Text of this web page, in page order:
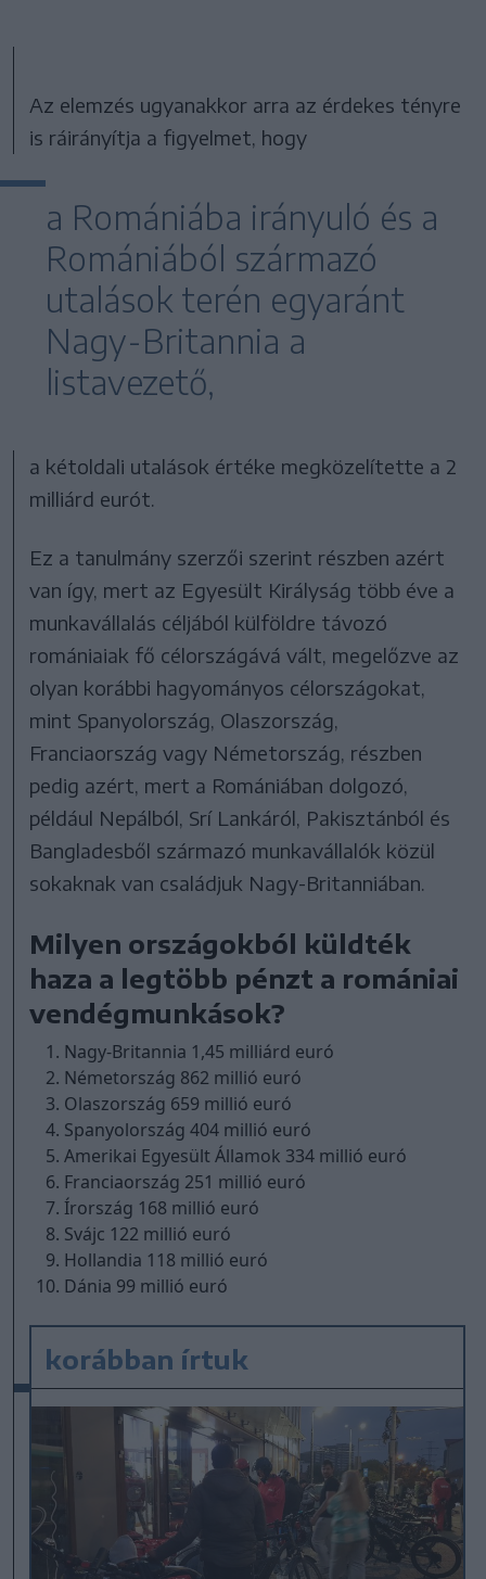
Az elemzés ugyanakkor arra az érdekes tényre
is ráirányítja a figyelmet, hogy
a Romániába irányuló és a
Romániából származó
utalások terén egyaránt
Nagy-Britannia a
listavezető,
a kétoldali utalások értéke megközelítette a 2
milliárd eurót.
Ez a tanulmány szerzői szerint részben azért
van így, mert az Egyesült Királyság több éve a
munkavállalás céljából külföldre távozó
romániaiak fő célországává vált, megelőzve az
olyan korábbi hagyományos célországokat,
mint Spanyolország, Olaszország,
Franciaország vagy Németország, részben
pedig azért, mert a Romániában dolgozó,
például Nepálból, Srí Lankáról, Pakisztánból és
Bangladesből származó munkavállalók közül
sokaknak van családjuk Nagy-Britanniában.
Milyen országokból küldték
haza a legtöbb pénzt a romániai
vendégmunkások?
Nagy-Britannia 1,45 milliárd euró
Németország 862 millió euró
Olaszország 659 millió euró
Spanyolország 404 millió euró
Amerikai Egyesült Államok 334 millió euró
Franciaország 251 millió euró
Írország 168 millió euró
Svájc 122 millió euró
Hollandia 118 millió euró
Dánia 99 millió euró
korábban írtuk